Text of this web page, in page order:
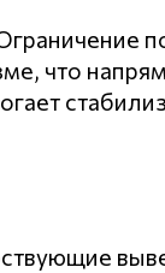
что